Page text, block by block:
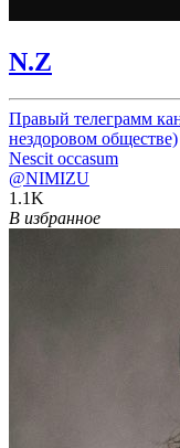
N.Z
Правый телеграмм
нездоровом обществе)
Nescit occasum
@NIMIZU
1.1K
В избранное